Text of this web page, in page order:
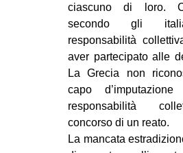
ciascuno di loro.
secondo gli
responsabilità
aver partecipato alle
La Grecia non
capo
responsabilità
concorso di un reato.
La mancata